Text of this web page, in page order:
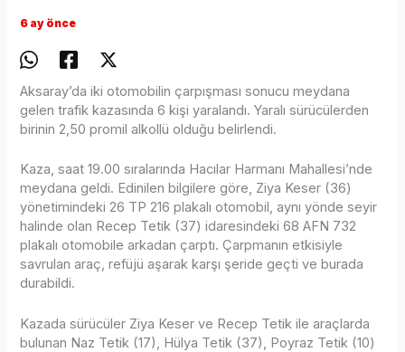
6 ay önce
Aksaray’da iki otomobilin çarpışması sonucu meydana
gelen trafik kazasında 6 kişi yaralandı. Yaralı sürücülerden
birinin 2,50 promil alkollü olduğu belirlendi.
Kaza, saat 19.00 sıralarında Hacılar Harmanı Mahallesi’nde
meydana geldi. Edinilen bilgilere göre, Ziya Keser (36)
yönetimindeki 26 TP 216 plakalı otomobil, aynı yönde seyir
halinde olan Recep Tetik (37) idaresindeki 68 AFN 732
plakalı otomobile arkadan çarptı. Çarpmanın etkisiyle
savrulan araç, refüjü aşarak karşı şeride geçti ve burada
durabildi.
Kazada sürücüler Ziya Keser ve Recep Tetik ile araçlarda
bulunan Naz Tetik (17), Hülya Tetik (37), Poyraz Tetik (10)